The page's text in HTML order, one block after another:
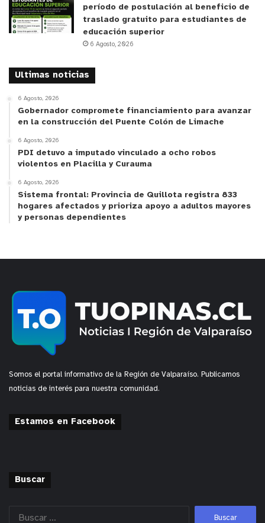
y tú, ¿qué opinas?
período de postulación al beneficio de
traslado gratuito para estudiantes de
educación superior
6 Agosto, 2026
Ultimas noticias
6 Agosto, 2026
Gobernador compromete financiamiento para avanzar
en la construcción del Puente Colón de Limache
6 Agosto, 2026
PDI detuvo a imputado vinculado a ocho robos
violentos en Placilla y Curauma
6 Agosto, 2026
Sistema frontal: Provincia de Quillota registra 833
hogares afectados y prioriza apoyo a adultos mayores
y personas dependientes
Somos el portal informativo de la Región de Valparaíso. Publicamos
noticias de interés para nuestra comunidad.
Estamos en Facebook
Buscar